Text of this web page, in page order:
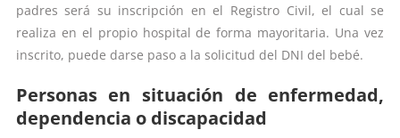
padres será su inscripción en el Registro Civil, el cual se
realiza en el propio hospital de forma mayoritaria. Una vez
inscrito, puede darse paso a la solicitud del DNI del bebé.
Personas en situación de enfermedad,
dependencia o discapacidad